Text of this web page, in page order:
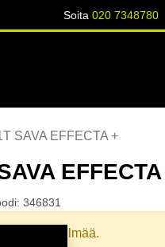
Soita 020 7348780
SAVA EFFECTA +
346831
yhdistelmää.